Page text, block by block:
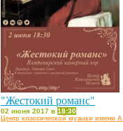
"Жестокий романс"
02 июня 2017 в 18:30
Центр классической музыки имени